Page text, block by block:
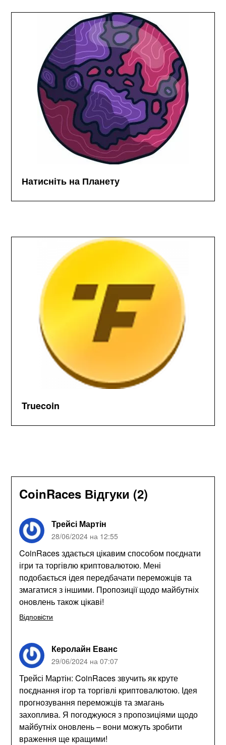
Натисніть на Планету
Truecoin
CoinRaces Відгуки (2)
Трейсі Мартін
28/06/2024 на 12:55
CoinRaces здається цікавим способом поєднати
ігри та торгівлю криптовалютою. Мені
подобається ідея передбачати переможців та
змагатися з іншими. Пропозиції щодо майбутніх
оновлень також цікаві!
Відповіcти
Керолайн Еванс
29/06/2024 на 07:07
Трейсі Мартін: CoinRaces звучить як круте
поєднання ігор та торгівлі криптовалютою. Ідея
прогнозування переможців та змагань
захоплива. Я погоджуюся з пропозиціями щодо
майбутніх оновлень – вони можуть зробити
враження ще кращими!